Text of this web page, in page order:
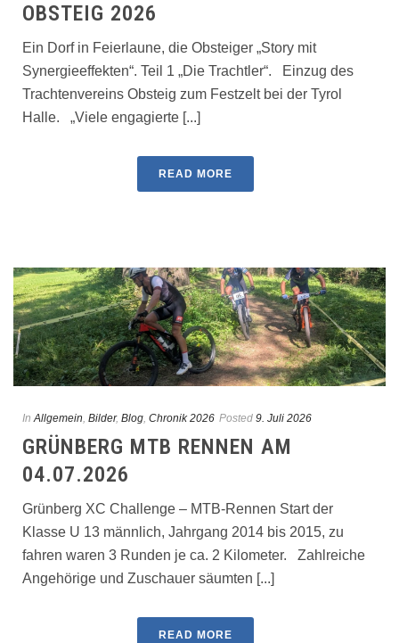
OBSTEIG 2026
Ein Dorf in Feierlaune, die Obsteiger „Story mit
Synergieeffekten“. Teil 1 „Die Trachtler“. Einzug des
Trachtenvereins Obsteig zum Festzelt bei der Tyrol
Halle. „Viele engagierte [...]
READ MORE
In Allgemein, Bilder, Blog, Chronik 2026 Posted 9. Juli 2026
GRÜNBERG MTB RENNEN AM
04.07.2026
Grünberg XC Challenge – MTB-Rennen Start der
Klasse U 13 männlich, Jahrgang 2014 bis 2015, zu
fahren waren 3 Runden je ca. 2 Kilometer. Zahlreiche
Angehörige und Zuschauer säumten [...]
READ MORE